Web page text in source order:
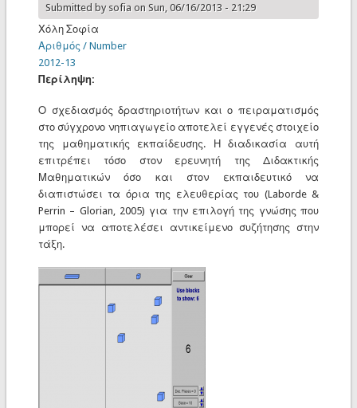
Submitted by sofiaon Sun, 06/16/2013 - 21:29
Χόλη Σοφία
Αριθμός / Number
2012-13
Περίληψη:
Ο σχεδιασμός δραστηριοτήτων και ο πειραματισμός
στο σύγχρονο νηπιαγωγείο αποτελεί εγγενές στοιχείο
της μαθηματικής εκπαίδευσης. Η διαδικασία αυτή
επιτρέπει τόσο στον ερευνητή της Διδακτικής
Μαθηματικών όσο και στον εκπαιδευτικό να
διαπιστώσει τα όρια της ελευθερίας του (Laborde &
Perrin – Glorian, 2005) για την επιλογή της γνώσης που
μπορεί να αποτελέσει αντικείμενο συζήτησης στην
τάξη.